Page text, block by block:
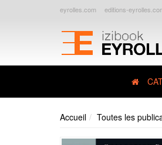
eyrolles.com editions-
Accueil Toutes les